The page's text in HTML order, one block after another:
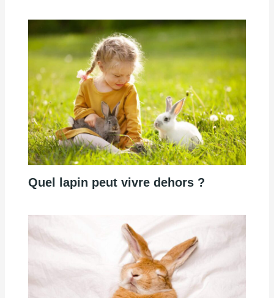
Quel lapin peut vivre dehors ?